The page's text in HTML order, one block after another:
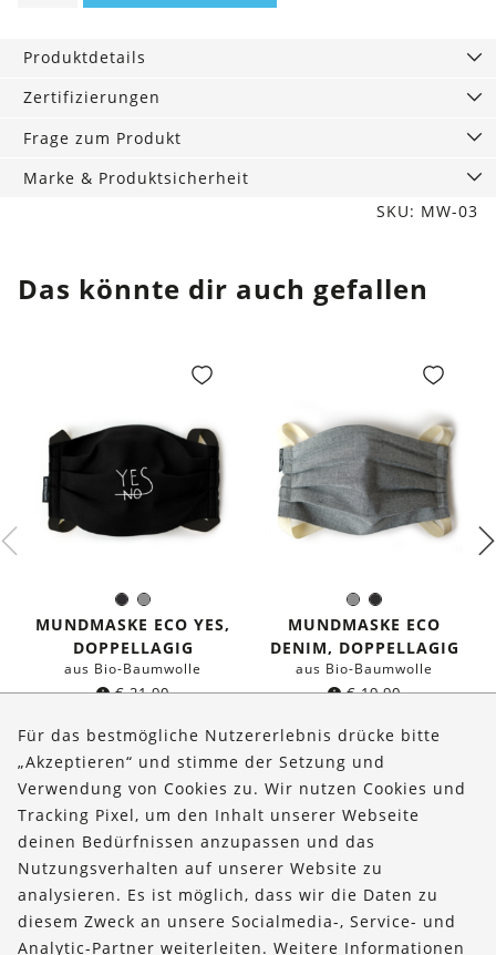
schwarz
3er-
Pack
Produktdetails
Zertifizierungen
Frage zum Produkt
Marke & Produktsicherheit
SKU: MW-03
Das könnte dir auch gefallen
Schwarz
Grau
Farbe:
MUNDMASKE ECO YES,
DOPPELLAGIG
aus Bio-Baumwolle
€21,90
GrauSchwarz
Farbe:
MUNDMASKE ECO
DENIM, DOPPELLAGIG
aus Bio-Baumwolle
€19,90
Über uns
Bestellungen
Kontakt & Hilfe
FOLLOW US
Für das bestmögliche Nutzererlebnis drücke bitte
„Akzeptieren“ und stimme der Setzung und
Verwendung von Cookies zu. Wir nutzen Cookies und
Tracking Pixel, um den Inhalt unserer Webseite
deinen Bedürfnissen anzupassen und das
Nutzungsverhalten auf unserer Website zu
analysieren. Es ist möglich, dass wir die Daten zu
diesem Zweck an unsere Socialmedia-, Service- und
Analytic-Partner weiterleiten. Weitere Informationen